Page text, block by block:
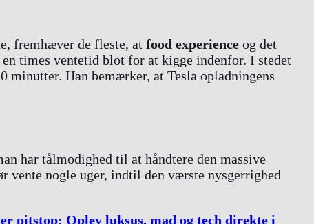
fremhæver de fleste, at food experience og det
times ventetid blot for at kigge indenfor. I stedet
minutter. Han bemærker, at Tesla opladningens
har tålmodighed til at håndtere den massive
vente nogle uger, indtil den værste nysgerrighed
pitstop: Oplev luksus, mad og tech direkte i